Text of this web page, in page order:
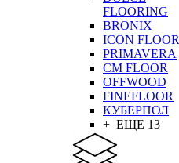
FLOORING
BRONIX
ICON FLOOR
PRIMAVERA
CM FLOOR
OFFWOOD
FINEFLOOR
КУБЕРПОЛ
+ ЕЩЕ 13